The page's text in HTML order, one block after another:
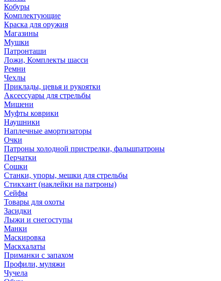
Кобуры
Комплектующие
Краска для оружия
Магазины
Мушки
Патронташи
Ложи, Комплекты шасси
Ремни
Чехлы
Приклады, цевья и рукоятки
Аксессуары для стрельбы
Мишени
Муфты коврики
Наушники
Наплечные амортизаторы
Очки
Патроны холодной пристрелки, фальшпатроны
Перчатки
Сошки
Станки, упоры, мешки для стрельбы
Стикхант (наклейки на патроны)
Сейфы
Товары для охоты
Засидки
Лыжи и снегоступы
Манки
Маскировка
Маскхалаты
Приманки с запахом
Профили, муляжи
Чучела